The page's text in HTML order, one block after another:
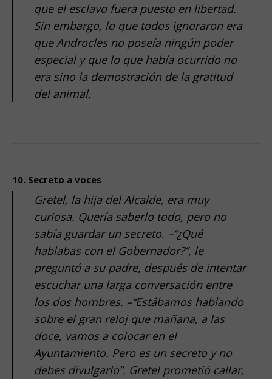
que el esclavo fuera puesto en libertad.
Sin embargo, lo que todos ignoraron era
que Androcles no poseía ningún poder
especial y que lo que había ocurrido no
era sino la demostración de la gratitud
del animal.
10. Secreto a voces
Gretel, la hija del Alcalde, era muy
curiosa. Quería saberlo todo, pero no
sabía guardar un secreto. –“¿Qué
hablabas con el Gobernador?”, le
preguntó a su padre, después de intentar
escuchar una larga conversación entre
los dos hombres. –“Estábamos hablando
sobre el gran reloj que mañana, a las
doce, vamos a colocar en el
Ayuntamiento. Pero es un secreto y no
debes divulgarlo”. Gretel prometió callar,